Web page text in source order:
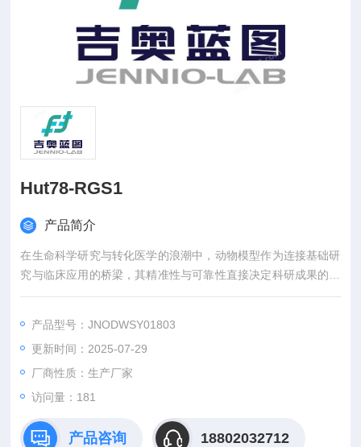
Hut78-RGS1
产品简介
在生命科学研究与转化医学的浪潮中，动物模型作为连接基础研
究与临床应用的桥梁，其精准性与可靠性直接决定科研成果的价
值。吉奥蓝图（JENNIO-LAB）深耕生物医学领域十余载，凭借
机构、药企及医疗机构提供覆盖动物模型构建、药效评价、数据
分析与成果转化的一站式解决方案，助力客户突破科研瓶颈，加
速创新成果落地。
产品型号：JNODWSY01803
更新时间：2025-07-29
厂商性质：生产厂家
访问量：181
产品咨询 18802032712